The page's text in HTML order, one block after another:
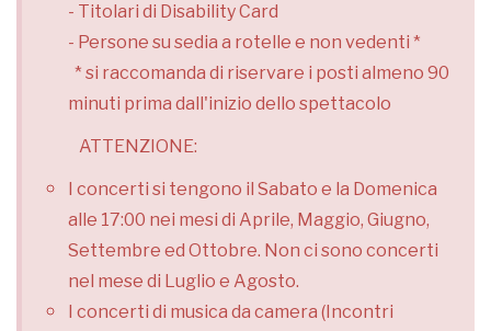
- Titolari di Disability Card
- Persone su sedia a rotelle e non vedenti *
* si raccomanda di riservare i posti almeno 90
minuti prima dall'inizio dello spettacolo
ATTENZIONE:
I concerti si tengono il Sabato e la Domenica
alle 17:00 nei mesi di Aprile, Maggio, Giugno,
Settembre ed Ottobre. Non ci sono concerti
nel mese di Luglio e Agosto.
I concerti di musica da camera (Incontri